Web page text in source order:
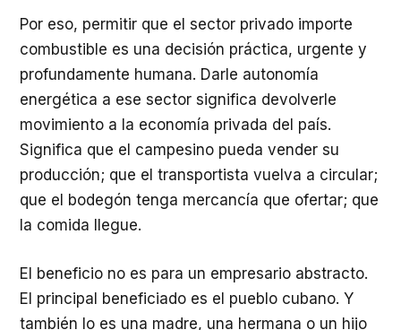
Por eso, permitir que el sector privado importe
combustible es una decisión práctica, urgente y
profundamente humana. Darle autonomía
energética a ese sector significa devolverle
movimiento a la economía privada del país.
Significa que el campesino pueda vender su
producción; que el transportista vuelva a circular;
que el bodegón tenga mercancía que ofertar; que
la comida llegue.
El beneficio no es para un empresario abstracto.
El principal beneficiado es el pueblo cubano. Y
también lo es una madre, una hermana o un hijo